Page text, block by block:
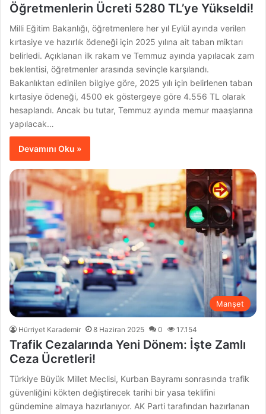
Öğretmenlerin Ücreti 5280 TL’ye Yükseldi!
Milli Eğitim Bakanlığı, öğretmenlere her yıl Eylül ayında verilen
kırtasiye ve hazırlık ödeneği için 2025 yılına ait taban miktarı
belirledi. Açıklanan ilk rakam ve Temmuz ayında yapılacak zam
beklentisi, öğretmenler arasında sevinçle karşılandı.
Bakanlıktan edinilen bilgiye göre, 2025 yılı için belirlenen taban
kırtasiye ödeneği, 4500 ek göstergeye göre 4.556 TL olarak
hesaplandı. Ancak bu tutar, Temmuz ayında memur maaşlarına
yapılacak…
Devamını Oku »
Manşet
Hürriyet Karademir 8 Haziran 2025 0 17.154
Trafik Cezalarında Yeni Dönem: İşte Zamlı
Ceza Ücretleri!
Türkiye Büyük Millet Meclisi, Kurban Bayramı sonrasında trafik
güvenliğini kökten değiştirecek tarihi bir yasa teklifini
gündemine almaya hazırlanıyor. AK Parti tarafından hazırlanan